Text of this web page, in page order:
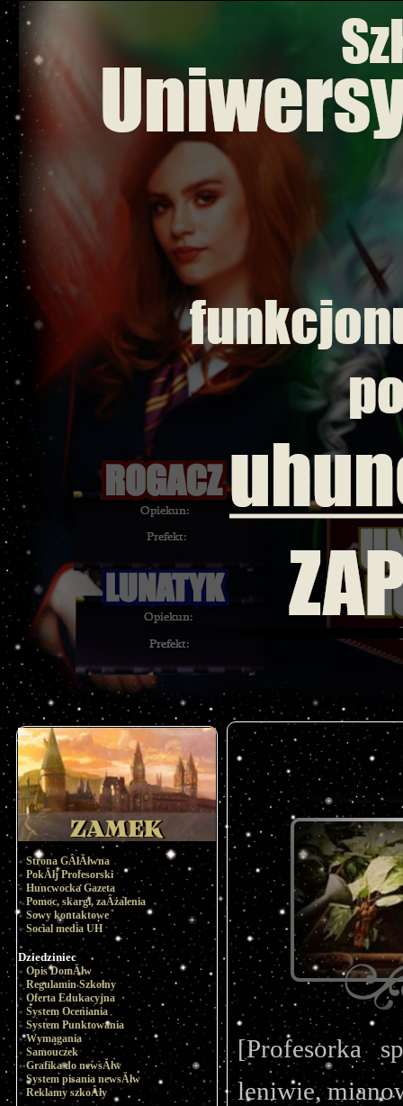
Strona GÂłĂłwna
PokĂłj Profesorski
Huncwocka Gazeta
Pomoc, skargi, zaÂżalenia
Sowy kontaktowe
Social media UH
Dziedziniec
Opis DomĂłw
Regulamin Szkolny
Oferta Edukacyjna
System Oceniania
System Punktowania
Wymagania
Samouczek
Grafika do newsĂłw
System pisania newsĂłw
Reklamy szkoÂły
[Profesorka
leniwie,